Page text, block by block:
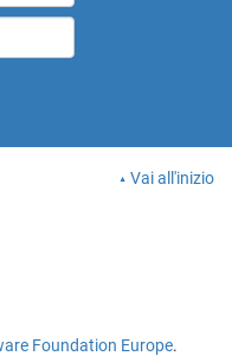
Vai all'inizio
Foundation Europe.